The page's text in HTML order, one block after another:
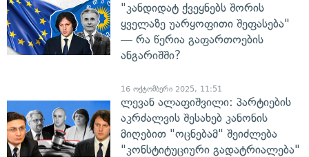
"კანდიდატ ქვეყნებს შორის
ყველაზე უარყოფითი შეფასება"
— რა წერია გაფართოების
ანგარიშში?
16 ოქტომბერი 2025, 11:51
ლევან ალაფიშვილი: პარტიების
აკრძალვის შესახებ კანონის
მიღებით "ოცნებამ" შეიძლება
"კონსტიტუციური გადატრიალება"